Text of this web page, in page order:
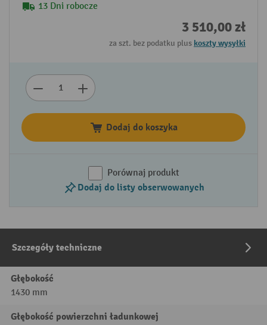
13 Dni robocze
3 510,00 zł
za szt. bez podatku plus koszty wysyłki
Dodaj do koszyka
Porównaj produkt
Dodaj do listy obserwowanych
Szczegóły techniczne
Głębokość
1430 mm
Głębokość powierzchni ładunkowej